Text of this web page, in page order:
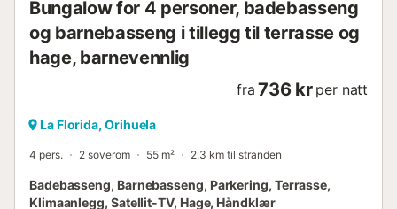
Bungalow for 4 personer, badebasseng
og barnebasseng i tillegg til terrasse og
hage, barnevennlig
fra 736 kr per natt
La Florida, Orihuela
4 pers. 2 soverom 55 m² 2,3 km til stranden
Badebasseng, Barnebasseng, Parkering, Terrasse,
Klimaanlegg, Satellit-TV, Hage, Håndklær